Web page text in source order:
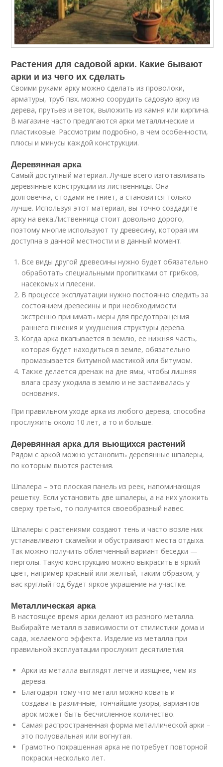
Растения для садовой арки. Какие бывают
арки и из чего их сделать
Своими руками арку можно сделать из проволоки,
арматуры, труб пвх. можно соорудить садовую арку из
дерева, прутьев и веток, выложить из камня или кирпича.
В магазине часто предлгаются арки металлические и
пластиковые. Рассмотрим подробно, в чем особенности,
плюсы и минусы каждой конструкции.
Деревянная арка
Самый доступный материал. Лучше всего изготавливать
деревянные конструкции из лиственницы. Она
долговечна, с годами не гниет, а становится только
лучше. Используя этот материал, вы точно создадите
арку на века.Лиственница стоит довольно дорого,
поэтому многие используют ту древесину, которая им
доступна в данной местности и в данный момент.
Все виды другой древесины нужно будет обязательно
обработать специальными пропитками от грибков,
насекомых и плесени.
В процессе эксплуатации нужно постоянно следить за
состоянием древесины и при необходимости
экстренно принимать меры для предотвращения
раннего гниения и ухудшения структуры дерева.
Когда арка вкапывается в землю, ее нижняя часть,
которая будет находиться в земле, обязательно
промазывается битумной мастикой или битумом.
Также делается дренаж на дне ямы, чтобы лишняя
влага сразу уходила в землю и не застаивалась у
основания.
При правильном уходе арка из любого дерева, способна
прослужить около 10 лет, а то и больше.
Деревянная арка для вьющихся растений
Рядом с аркой можно установить деревянные шпалеры,
по которым вьются растения.
Шпалера – это плоская панель из реек, напоминающая
решетку. Если установить две шпалеры, а на них уложить
сверху третью, то получится своеобразный навес.
Шпалеры с растениями создают тень и часто возле них
устанавливают скамейки и обустраивают места отдыха.
Так можно получить облегченный вариант беседки —
перголы. Такую конструкцию можно выкрасить в яркий
цвет, например красный или желтый, таким образом, у
вас круглый год будет яркое украшение на участке.
Металлическая арка
В настоящее время арки делают из разного металла.
Выбирайте металл в зависимости от стилистики дома и
сада, желаемого эффекта. Изделие из металла при
правильной эксплуатации прослужит десятилетия.
Арки из металла выглядят легче и изящнее, чем из
дерева.
Благодаря тому что металл можно ковать и
создавать различные, тончайшие узоры, вариантов
арок может быть бесчисленное количество.
Самая распространенная форма металлической арки –
это полуовальная или вогнутая.
Грамотно покрашенная арка не потребует повторной
покраски несколько лет.